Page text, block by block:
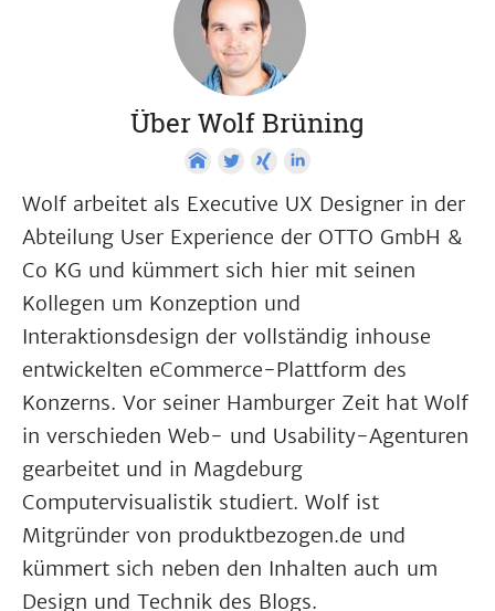
Über Wolf Brüning
Wolf arbeitet als Executive UX Designer in der
Abteilung User Experience der OTTO GmbH &
Co KG und kümmert sich hier mit seinen
Kollegen um Konzeption und
Interaktionsdesign der vollständig inhouse
entwickelten eCommerce-Plattform des
Konzerns. Vor seiner Hamburger Zeit hat Wolf
in verschieden Web- und Usability-Agenturen
gearbeitet und in Magdeburg
Computervisualistik studiert. Wolf ist
Mitgründer von produktbezogen.de und
kümmert sich neben den Inhalten auch um
Design und Technik des Blogs.